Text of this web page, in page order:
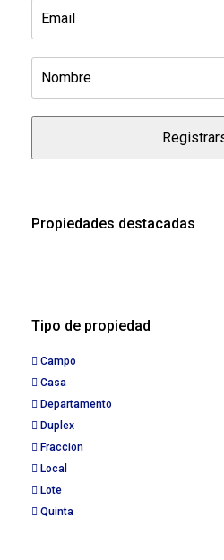
Propiedades destacadas
Tipo de propiedad
Campo
Casa
Departamento
Duplex
Fraccion
Local
Lote
Quinta